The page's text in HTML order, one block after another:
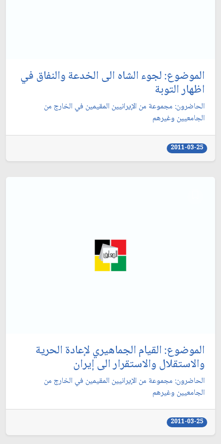
الموضوع: لجوء الشاه الى الخدعة والنفاق في
اظهار التوبة
الحاضرون: مجموعة من الإيرانيين المقيمين في الخارج من
الجامعيين وغيرهم‏
2011-03-25
الموضوع: القيام الجماهيري لإعادة الحرية
والاستقلال والاستقرار الى إيران‏
الحاضرون: مجموعة من الإيرانيين المقيمين في الخارج من
الجامعيين وغيرهم‏
2011-03-25